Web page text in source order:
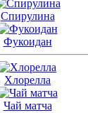
Спирулина
Фукоидан
Хлорелла
Чай матча